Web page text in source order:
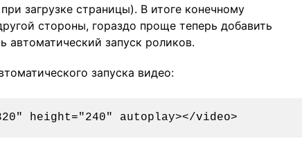
загрузке страницы). В итоге конечному
стороны, гораздо проще теперь добавить
автоматический запуск роликов.
запуска видео: